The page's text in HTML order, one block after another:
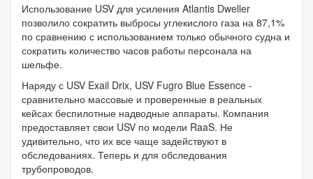
Использование USV для усиления Atlantis Dweller
позволило сократить выбросы углекислого газа на 87,1%
по сравнению с использованием только обычного судна и
сократить количество часов работы персонала на
шельфе.
Наряду с USV Exail Drix, USV Fugro Blue Essence -
сравнительно массовые и проверенные в реальных
кейсах беспилотные надводные аппараты. Компания
предоставляет свои USV по модели RaaS. Не
удивительно, что их все чаще задействуют в
обследованиях. Теперь и для обследования
трубопроводов.